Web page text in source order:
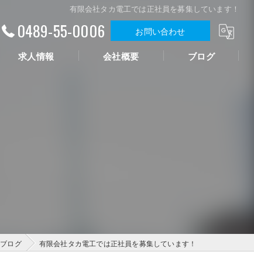
有限会社タカ電工では正社員を募集しています！
0489-55-0006 お問い合わせ
求人情報 会社概要 ブログ
ブログ 有限会社タカ電工では正社員を募集しています！